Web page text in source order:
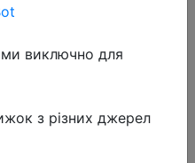
виключно для
з різних джерел